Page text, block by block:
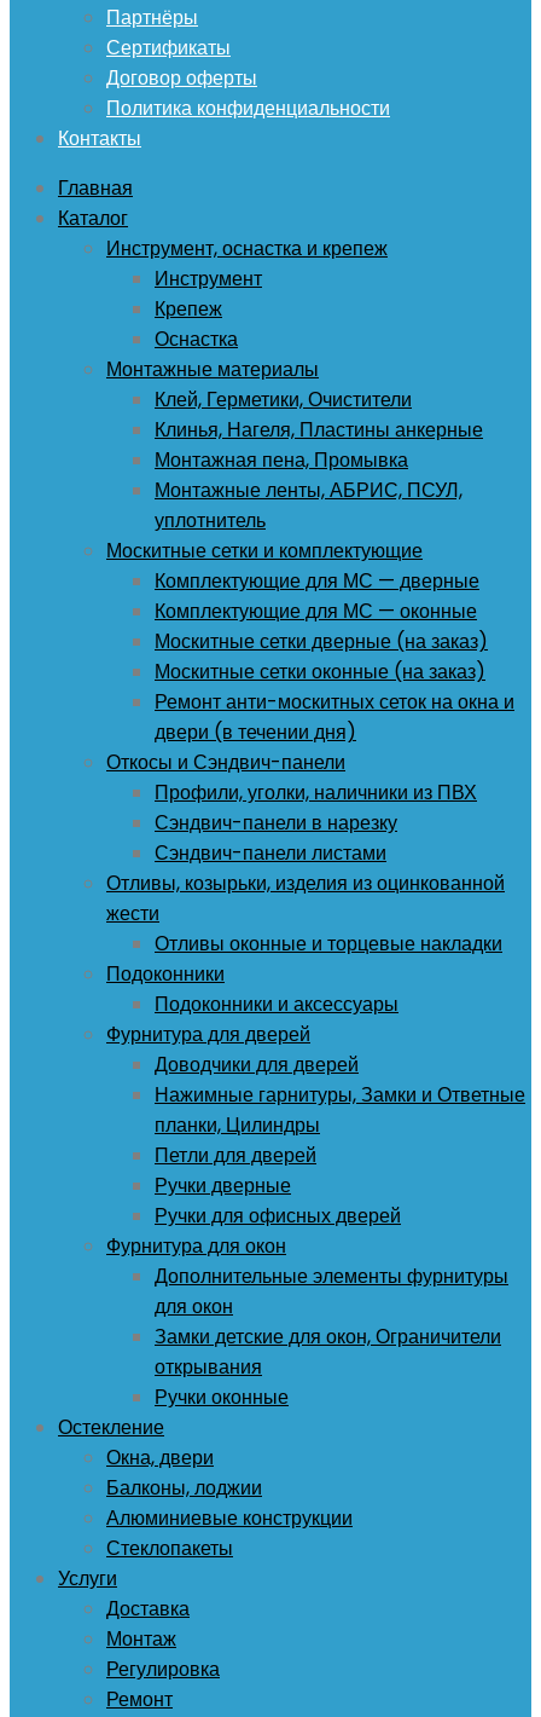
Партнёры
Сертификаты
Договор оферты
Политика конфиденциальности
Контакты
Главная
Каталог
Инструмент, оснастка и крепеж
Инструмент
Крепеж
Оснастка
Монтажные материалы
Клей, Герметики, Очистители
Клинья, Нагеля, Пластины анкерные
Монтажная пена, Промывка
Монтажные ленты, АБРИС, ПСУЛ,
уплотнитель
Москитные сетки и комплектующие
Комплектующие для МС — дверные
Комплектующие для МС — оконные
Москитные сетки дверные (на заказ)
Москитные сетки оконные (на заказ)
Ремонт анти-москитных сеток на окна и
двери (в течении дня)
Откосы и Сэндвич-панели
Профили, уголки, наличники из ПВХ
Сэндвич-панели в нарезку
Сэндвич-панели листами
Отливы, козырьки, изделия из оцинкованной
жести
Отливы оконные и торцевые накладки
Подоконники
Подоконники и аксессуары
Фурнитура для дверей
Доводчики для дверей
Нажимные гарнитуры, Замки и Ответные
планки, Цилиндры
Петли для дверей
Ручки дверные
Ручки для офисных дверей
Фурнитура для окон
Дополнительные элементы фурнитуры
для окон
Замки детские для окон, Ограничители
открывания
Ручки оконные
Остекление
Окна, двери
Балконы, лоджии
Алюминиевые конструкции
Стеклопакеты
Услуги
Доставка
Монтаж
Регулировка
Ремонт